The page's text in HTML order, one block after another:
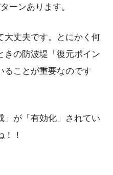
ーンあります。
大丈夫です。とにかく何
きの防波堤「復元ポイン
ることが重要なのです
」が「有効化」されてい
！